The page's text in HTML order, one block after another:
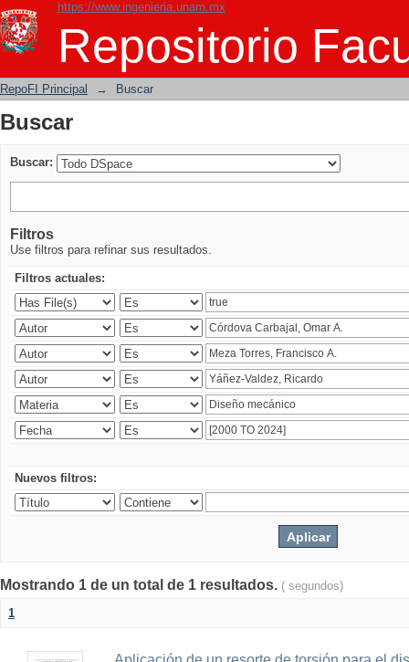
https://www.ingenieria.unam.mx
Repositorio
Buscar
RepoFI Principal → Buscar
Buscar
Buscar:
Filtros
Use filtros para refinar sus resultados.
Filtros actuales:
Nuevos filtros:
Mostrando 1 de un total de 1 resultados. ( segundos)
1